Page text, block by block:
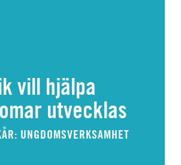
vill hjälpa
utvecklas
UNGDOMSVERKSAMHET